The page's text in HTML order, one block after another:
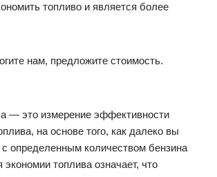
топливо и является более
нам, предложите стоимость.
— это измерение эффективности
на основе того, как далеко вы
определенным количеством бензина
экономии топлива означает, что